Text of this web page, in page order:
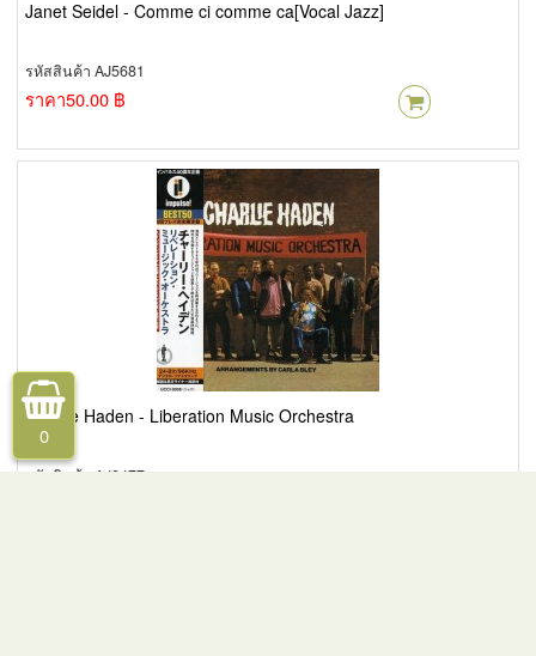
Janet Seidel - Comme ci comme ca[Vocal Jazz]
รหัสสินค้า AJ5681
ราคา50.00 ฿
Charlie Haden - Liberation Music Orchestra
รหัสสินค้า AJ2477
0